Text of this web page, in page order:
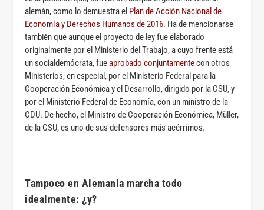
alemán, como lo demuestra el Plan de Acción Nacional de
Economía y Derechos Humanos de 2016. Ha de mencionarse
también que aunque el proyecto de ley fue elaborado
originalmente por el Ministerio del Trabajo, a cuyo frente está
un socialdemócrata, fueaprobado conjuntamentecon otros
Ministerios, en especial, por el Ministerio Federal para la
Cooperación Económica y el Desarrollo, dirigido por la CSU, y
por el Ministerio Federal de Economía, con un ministro de la
CDU. De hecho, el Ministro de Cooperación Económica, Müller,
de la CSU, es uno de sus defensores más acérrimos.
Tampoco en Alemania marcha todo
idealmente: ¿y?